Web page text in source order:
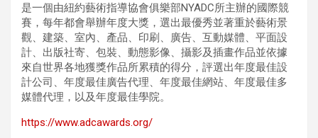
是一個由紐約藝術指導協會俱樂部NYADC所主辦的國際競
賽，每年都會舉辦年度大獎，選出最優秀並著重於藝術景
觀、建築、室內、產品、印刷、廣告、互動媒體、平面設
計、出版社寄、包裝、動態影像、攝影及插畫作品並依據
來自世界各地獲獎作品所累積的得分，評選出年度最佳設
計公司、年度最佳廣告代理、年度最佳網站、年度最佳多
媒體代理，以及年度最佳學院。
https://www.adcawards.org/